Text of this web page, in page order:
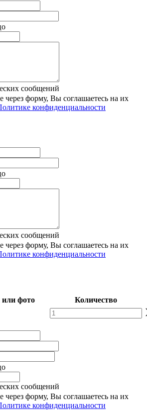
сообщений
через форму, Вы соглашаетесь на их
конфиденциальности
сообщений
через форму, Вы соглашаетесь на их
конфиденциальности
или фото Количество
сообщений
через форму, Вы соглашаетесь на их
конфиденциальности